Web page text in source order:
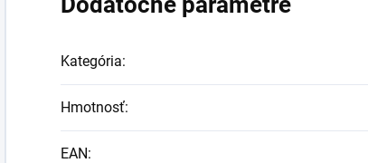
Kategória:
Hmotnosť:
EAN: